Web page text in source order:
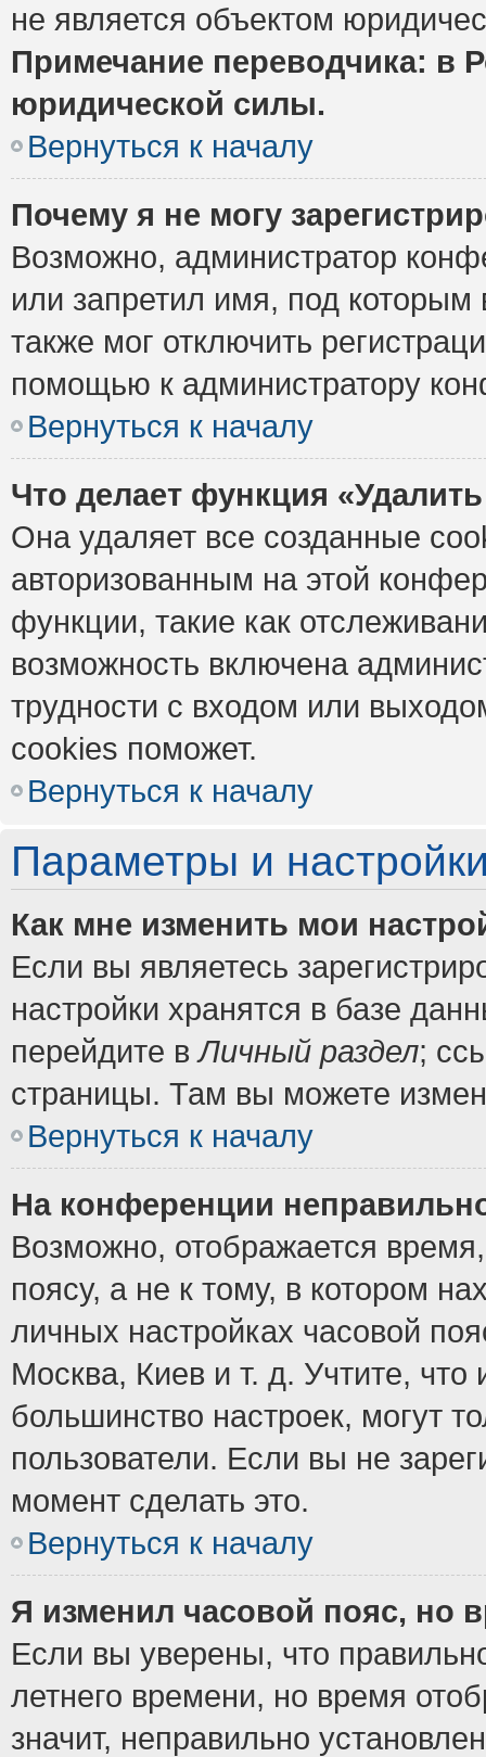
не является объектом
Примечание переводчика: в
юридической силы.
Вернуться к началу
Почему я не могу
Возможно, администратор
или запретил имя, под которым
также мог отключить
помощью к администратору
Вернуться к началу
Что делает функция
Она удаляет все созданные
авторизованным на этой
функции, такие как
возможность включена
трудности с входом или
cookies поможет.
Вернуться к началу
Параметры и
Как мне изменить мои
Если вы являетесь
настройки хранятся в базе
перейдите вЛичный раздел;
страницы. Там вы можете
Вернуться к началу
На конференции
Возможно, отображается
поясу, а не к тому, в котором
личных настройках часовой
Москва, Киев и т. д. Учтите, что
большинство настроек, могут
пользователи. Если вы не
момент сделать это.
Вернуться к началу
Я изменил часовой пояс, но
Если вы уверены, что
летнего времени, но время
значит, неправильно